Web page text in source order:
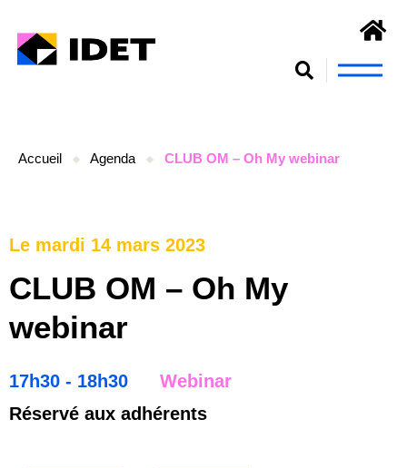
Accueil Agenda CLUB OM – Oh My webinar
Le mardi 14 mars 2023
CLUB OM – Oh My
webinar
17h30 - 18h30
Webinar
Réservé aux adhérents